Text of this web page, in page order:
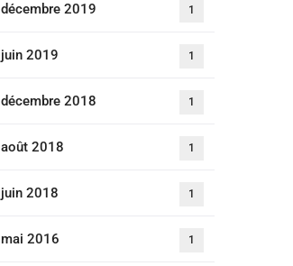
décembre 2019 1
juin 2019 1
décembre 2018 1
août 2018 1
juin 2018 1
mai 2016 1